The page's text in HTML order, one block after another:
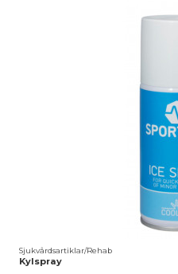
Sjukvårdsartiklar/Rehab
Kylspray